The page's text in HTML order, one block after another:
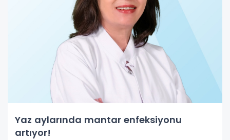
Yaz aylarında mantar enfeksiyonu
artıyor!